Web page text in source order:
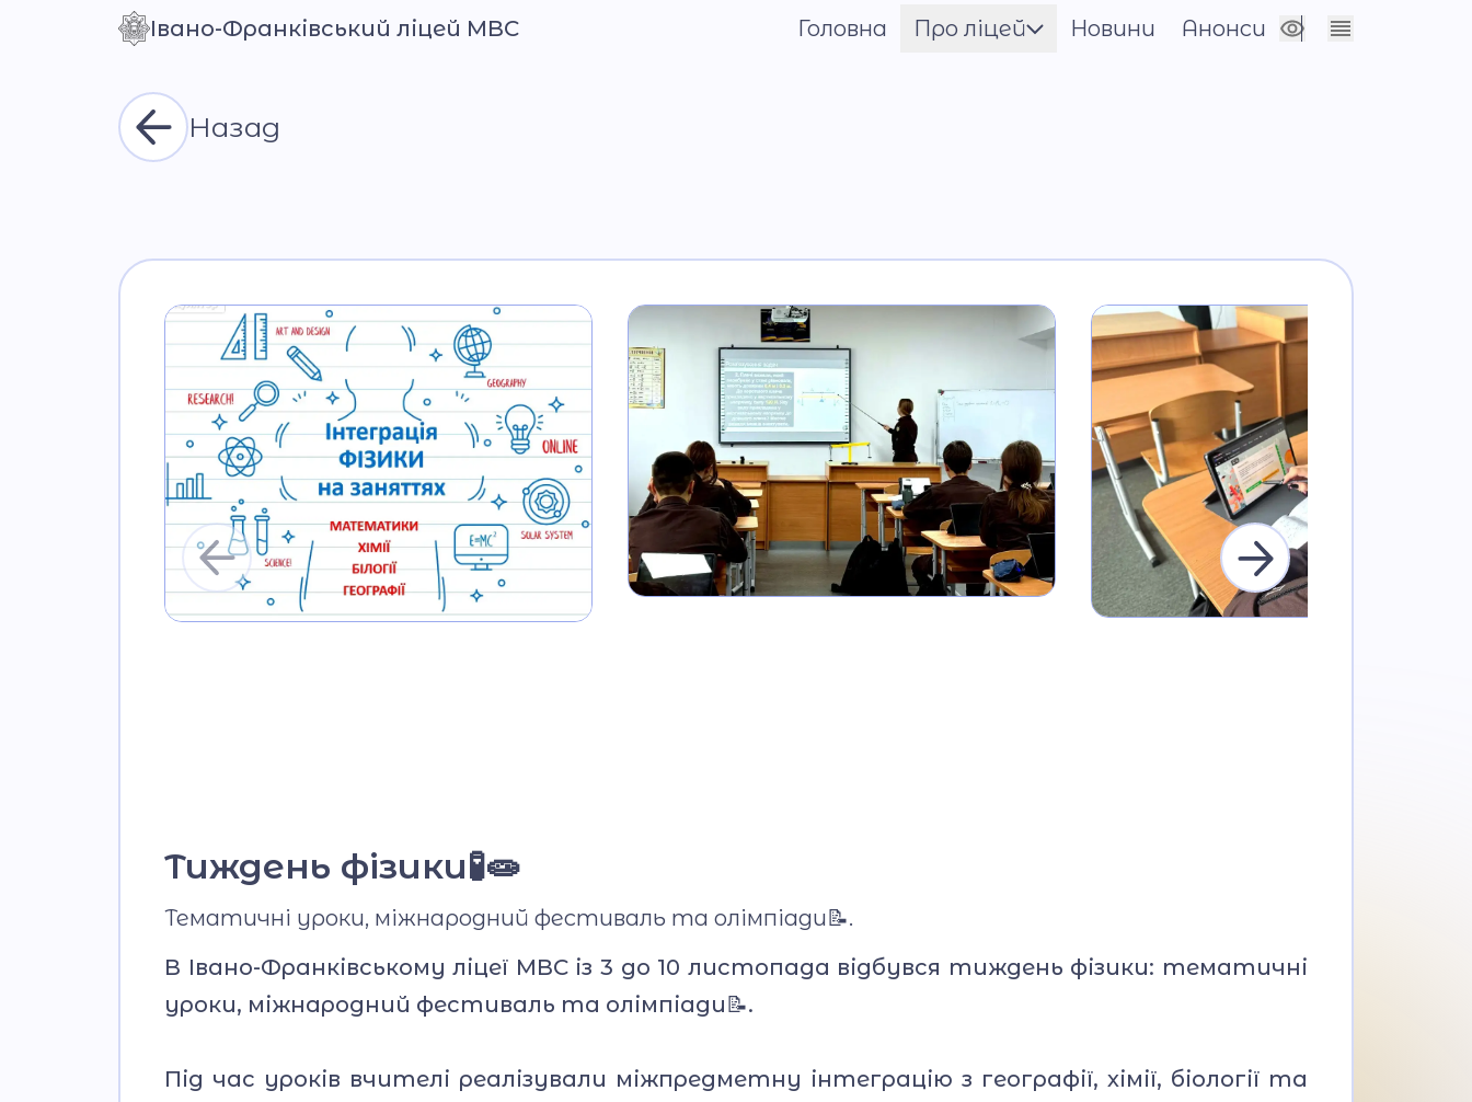
Контраст Сховати налаштування
Івано-Франківський ліцей МВС Головна
Про ліцей
Положення
Накази
Атестація
Публічні закупівлі
Матеріально-технічна
база
Фотогалерея
Відеогалерея
Новини Анонси
Назад
Тиждень фізики🧪🧫
Тематичні уроки, міжнародний фестиваль та олімпіади📝.
В Івано-Франківському ліцеї МВС із 3 до 10 листопада відбувся тиждень фізики: тематичні
уроки, міжнародний фестиваль та олімпіади📝.
Під час уроків вчителі реалізували міжпредметну інтеграцію з географії, хімії, біології та